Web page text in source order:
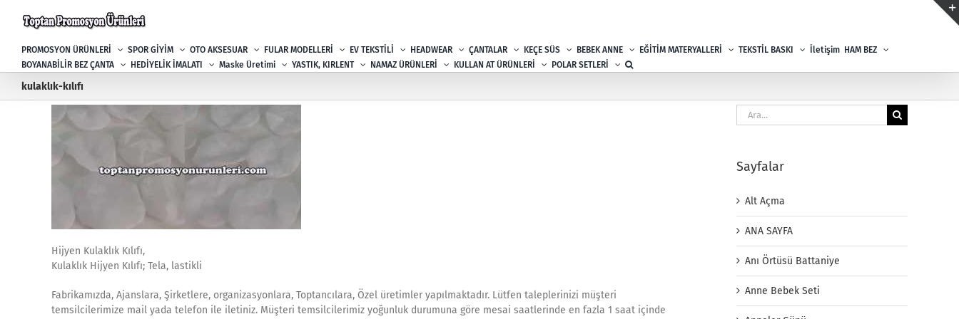
PROMOSYON ÜRÜNLERİ SPOR GİYİM OTO AKSESUAR FULAR MODELLERİ EV TEKSTİLİ HEADWEAR ÇANTALAR KEÇE SÜS BEBEK ANNE EĞİTİM MATERYALLERİ TEKSTİL BASKI İletişim HAM BEZ
BOYANABİLİR BEZ ÇANTA
HEDİYELİK İMALATI Maske Üretimi YASTIK, KIRLENT NAMAZ ÜRÜNLERİ KULLAN AT ÜRÜNLERİ POLAR SETLERİ
kulaklık-kılıfı
Hijyen Kulaklık Kılıfı,
Kulaklık Hijyen Kılıfı; Tela, lastikli
Fabrikamızda, Ajanslara, Şirketlere, organizasyonlara, Toptancılara, Özel üretimler yapılmaktadır. Lütfen taleplerinizi müşteri
temsilcilerimize mail yada telefon ile iletiniz. Müşteri temsilcilerimiz yoğunluk durumuna göre mesai saatlerinde en fazla 1 saat içinde
Ara:
Sayfalar
Alt Açma
ANA SAYFA
Anı Örtüsü Battaniye
Anne Bebek Seti